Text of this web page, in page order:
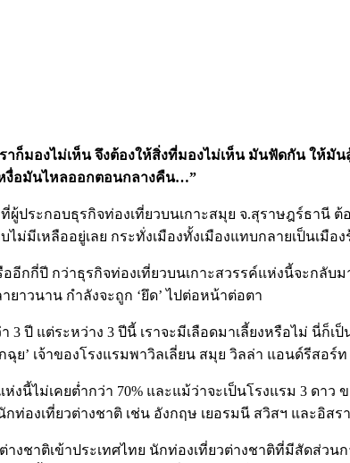
ราก็มองไม่เห็น จึงต้องให้สิ่งที่มองไม่เห็น มันฟัดกัน ใ
งื่อมันไหลออกตอนกลางคืน…”
ที่ผู้ประกอบธุรกิจท่องเที่ยวบนเกาะสมุย จ.สุราษฎร์ธา
มีเหลืออยู่เลย กระทั่งเมืองทั้งเมืองแทบกลายเป็นเมือง
กกี่ปี กว่าธุรกิจท่องเที่ยวบนเกาะสวรรค์แห่งนี้จะกลับ
ยาวนาน กำลังจะถูก ‘ยึด’ ไปต่อหน้าต่อตา
3 ปี แต่ระหว่าง 3 ปีนี้ เราจะมีเลือดมาเลี้ยงหรือไม่
ย’ เจ้าของโรงแรมพาวิลเลี่ยน สมุย วิลล่า แอนด์รีสอร์
งนี้ไม่เคยต่ำกว่า 70% และแม้ว่าจะเป็นโรงแรม 3 ดา
ท่องเที่ยวต่างชาติ เช่น อังกฤษ เยอรมนี สวิสฯ และอิส
งชาติเข้าประเทศไทย นักท่องเที่ยวต่างชาติที่มีสัดส่ว